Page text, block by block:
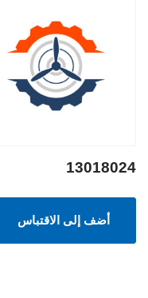
13018024
أضف إلى الاقتباس